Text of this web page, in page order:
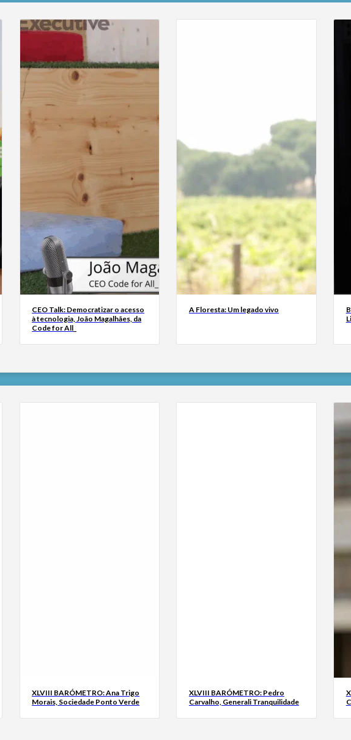
CEO Talk: Democratizar o acesso
à tecnologia, João Magalhães, da
Code for All_
A Floresta: Um legado vivo
XLVIII BARÓMETRO: Ana Trigo
Morais, Sociedade Ponto Verde
XLVIII BARÓMETRO: Pedro
Carvalho, Generali Tranquilidade